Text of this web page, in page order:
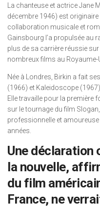
La chanteuse et actrice Jane
décembre 1946) est originaire
collaboration musicale et
Gainsbourg l’a propulsée au
plus de sa carrière réussie
nombreux films au Royaume-
Née à Londres, Birkin a fait
(1966) et Kaleidoscope
Elle travaille pour la première
sur le tournage du film
professionnelle et
années.
Une
la nouvelle,
du film
France, ne